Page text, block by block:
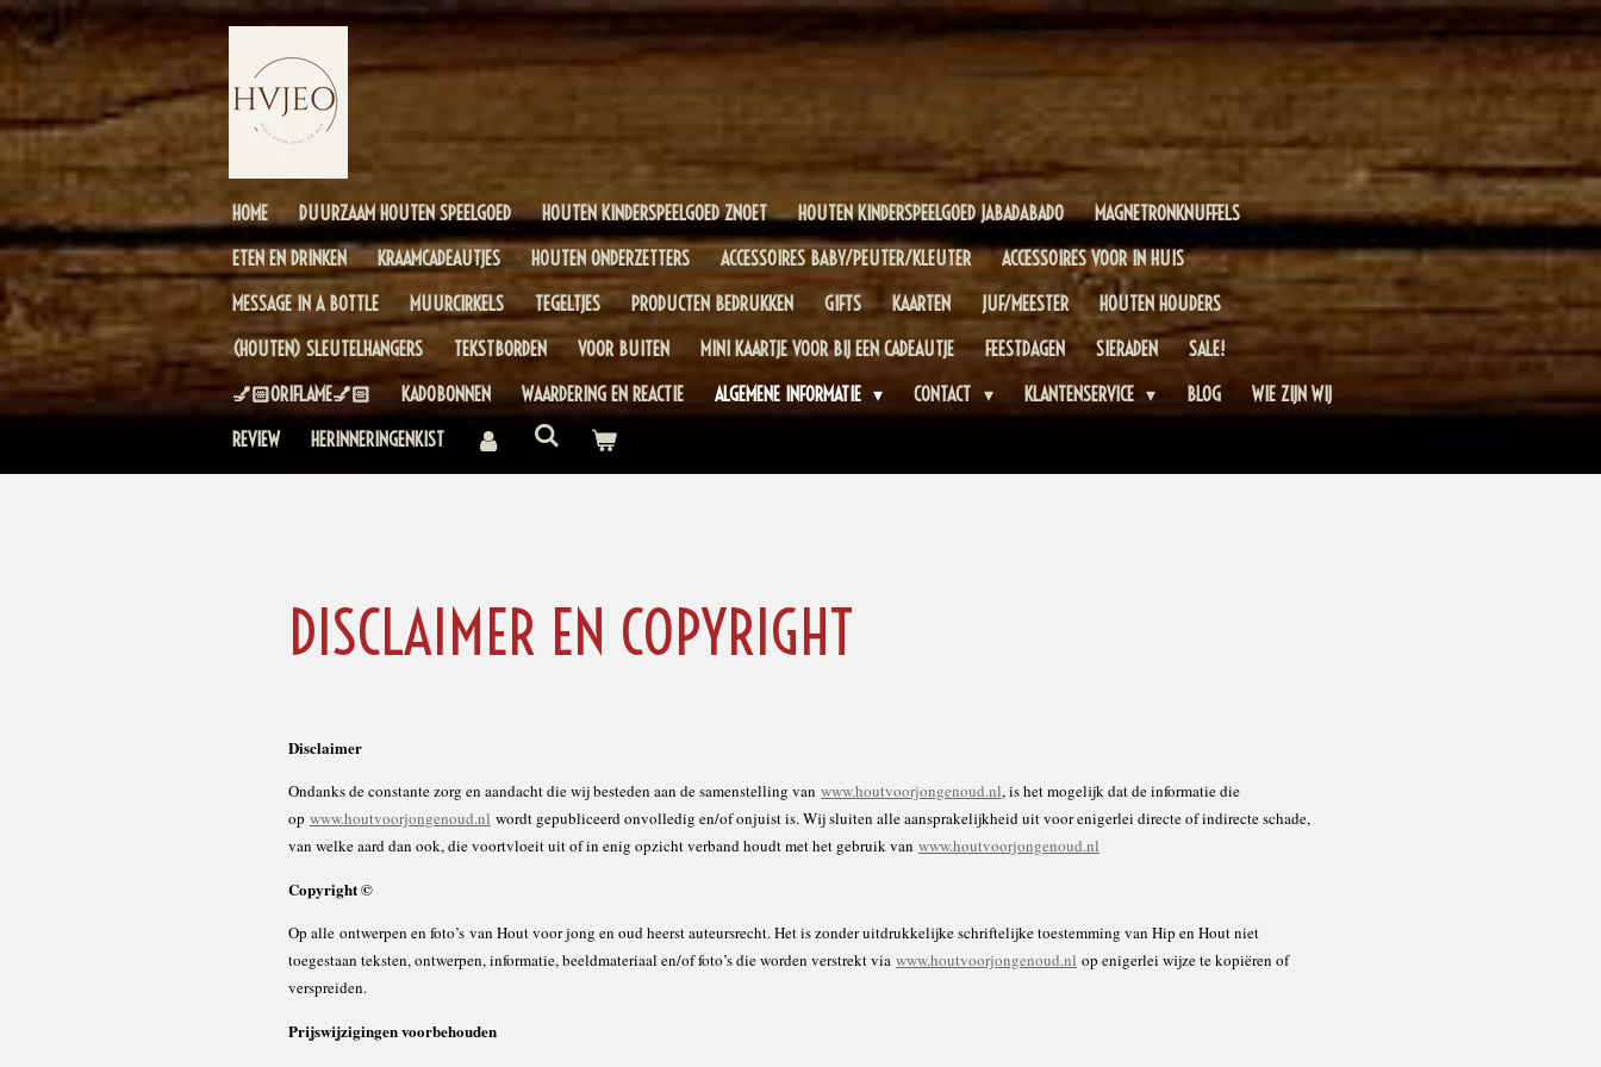
Ga
direct
hoofdinhoud
HOME DUURZAAM HOUTEN SPEELGOED HOUTEN KINDERSPEELGOED ZNOET HOUTEN KINDERSPEELGOED JABADABADO
MAGNETRONKNUFFELS
ETEN EN DRINKEN
KRAAMCADEAUTJES HOUTEN ONDERZETTERS ACCESSOIRES BABY/PEUTER/KLEUTER
ACCESSOIRES VOOR IN HUIS
MESSAGE IN A BOTTLE
MUURCIRKELS TEGELTJES PRODUCTEN BEDRUKKEN GIFTS KAARTEN JUF/MEESTER
HOUTEN HOUDERS
(HOUTEN) SLEUTELHANGERS
TEKSTBORDEN VOOR BUITEN MINI KAARTJE VOOR BIJ EEN CADEAUTJE FEESTDAGEN SIERADEN
SALE!
💅🏻ORIFLAME💅🏻
KADOBONNEN WAARDERING EN REACTIE ALGEMENE INFORMATIE CONTACT KLANTENSERVICE BLOG
WIE ZIJN WIJ
REVIEW
HERINNERINGENKIST
DISCLAIMER EN COPYRIGHT
Disclaimer
Ondanks de constante zorg en aandacht die wij besteden aan de samenstelling van www.houtvoorjongenoud.nl, is het mogelijk dat de informatie die
op www.houtvoorjongenoud.nl wordt gepubliceerd onvolledig en/of onjuist is. Wij sluiten alle aansprakelijkheid uit voor enigerlei directe of indirecte schade,
van welke aard dan ook, die voortvloeit uit of in enig opzicht verband houdt met het gebruik van www.houtvoorjongenoud.nl
Copyright ©
Op alle ontwerpen en foto’s van Hout voor jong en oud heerst auteursrecht. Het is zonder uitdrukkelijke schriftelijke toestemming van Hip en Hout niet
toegestaan teksten, ontwerpen, informatie, beeldmateriaal en/of foto’s die worden verstrekt via www.houtvoorjongenoud.nl op enigerlei wijze te kopiëren of
verspreiden.
Prijswijzigingen voorbehouden